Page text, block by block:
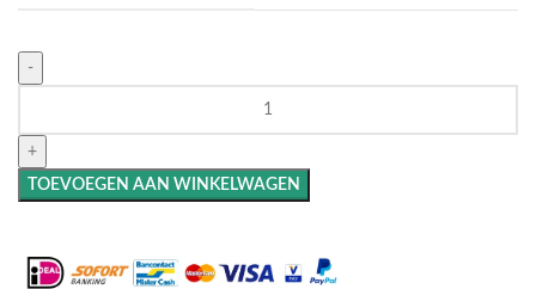
TOEVOEGEN AAN WINKELWAGEN